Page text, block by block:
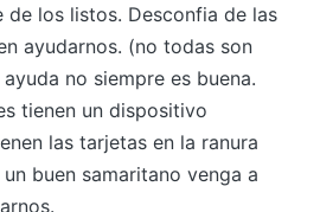
de los listos. Desconfia de las
ayudarnos. (no todas son
no siempre es buena.
tienen un dispositivo
las tarjetas en la ranura
buen samaritano venga a